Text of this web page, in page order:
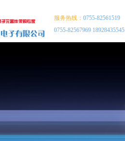
服务热线： 0755-82561519
0755-82567969 18928435545